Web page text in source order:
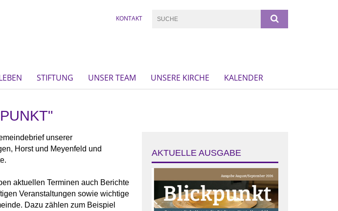
KONTAKT
STIFTUNG UNSER TEAM UNSERE KIRCHE KALENDER
unserer
Horst und Meyenfeld und
aktuellen Terminen auch Berichte
Veranstaltungen sowie wichtige
Dazu zählen zum Beispiel
AKTUELLE AUSGABE